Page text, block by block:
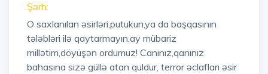
Şərh:
O saxlanılan əsirləri,putukun,ya da başqasının
tələbləri ilə qaytarmayın,ay mübariz
millətim,döyüşən ordumuz! Canınız,qanınız
bahasına sizə güllə atan quldur, terror əclafları əsir